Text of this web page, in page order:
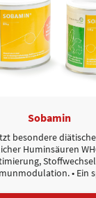
Sobamin
besondere
Huminsäuren
• Ein